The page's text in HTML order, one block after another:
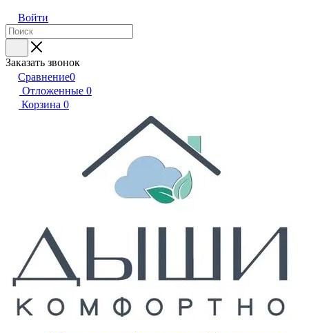
Войти
Заказать звонок
Сравнение0
Отложенные 0
Корзина 0